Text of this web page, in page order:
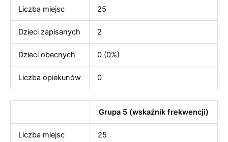
Liczba miejsc 25
Dzieci zapisanych 2
Dzieci obecnych 0 (0%)
Liczba opiekunów 0
Grupa 5 (wskaźnik frekwencji)
Liczba miejsc 25